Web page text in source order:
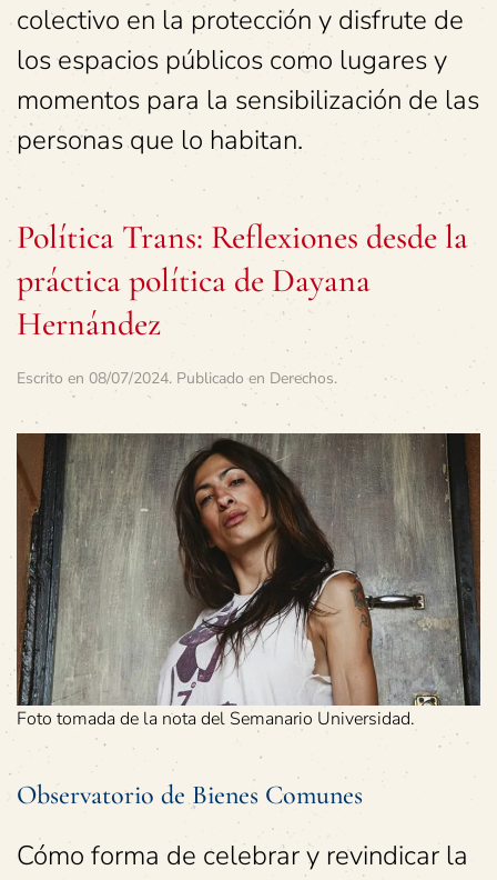
colectivo en la protección y disfrute de
los espacios públicos como lugares y
momentos para la sensibilización de las
personas que lo habitan.
Política Trans: Reflexiones desde la
práctica política de Dayana
Hernández
Escrito en 08/07/2024. Publicado en Derechos.
Foto tomada de la nota del Semanario Universidad.
Observatorio de Bienes Comunes
Cómo forma de celebrar y revindicar la